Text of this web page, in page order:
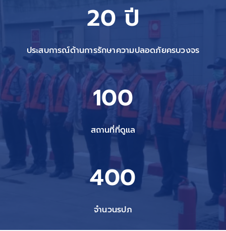
20 ปี
ประสบการณ์ด้านการรักษาความปลอดภัยครบวงจร
100
สถานที่ที่ดูแล
400
จำนวนรปภ